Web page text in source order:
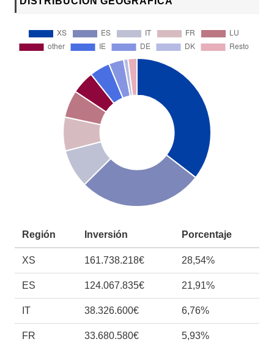
Región Inversión Porcentaje
XS 161.738.218€ 28,54%
ES 124.067.835€ 21,91%
IT 38.326.600€ 6,76%
FR 33.680.580€ 5,93%